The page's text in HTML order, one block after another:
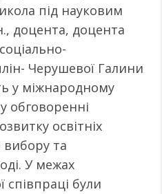
під науковим
доцента, доцента
Черушевої Галини
у міжнародному
обговоренні
освітніх
вибору та
У межах
співпраці були